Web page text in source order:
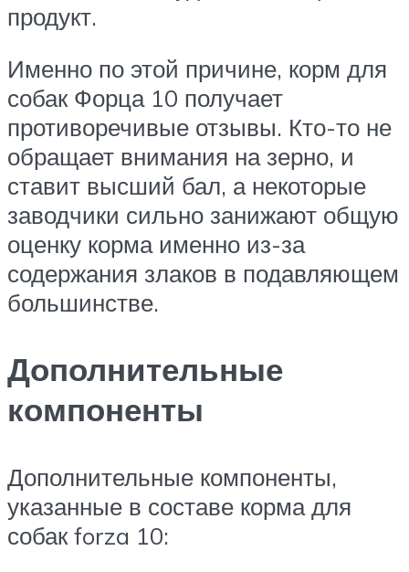
продукт.
Именно по этой причине, корм для
собак Форца 10 получает
противоречивые отзывы. Кто-то не
обращает внимания на зерно, и
ставит высший бал, а некоторые
заводчики сильно занижают общую
оценку корма именно из-за
содержания злаков в подавляющем
большинстве.
Дополнительные
компоненты
Дополнительные компоненты,
указанные в составе корма для
собак forza 10: